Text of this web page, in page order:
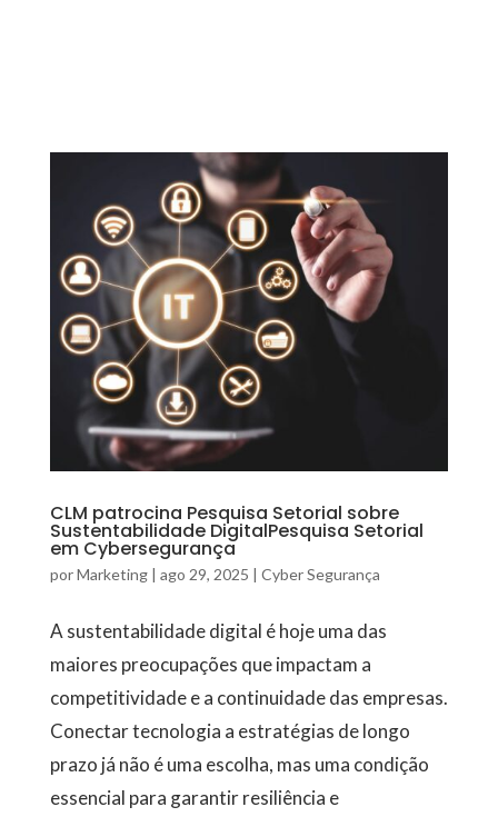
CLM patrocina Pesquisa Setorial sobre
Sustentabilidade DigitalPesquisa Setorial
em Cybersegurança
porMarketing| ago 29, 2025 | Cyber Segurança
A sustentabilidade digital é hoje uma das
maiores preocupações que impactam a
competitividade e a continuidade das empresas.
Conectar tecnologia a estratégias de longo
prazo já não é uma escolha, mas uma condição
essencial para garantir resiliência e